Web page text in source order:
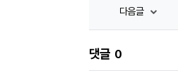
다음글
댓글 0